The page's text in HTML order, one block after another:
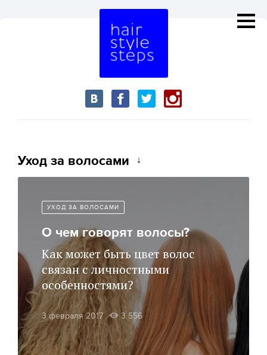
Уход за волосами
УХОД ЗА ВОЛОСАМИ
О чем говорят волосы?
Как может быть цвет волос
связан с личностными
особенностями?
3 февраля 2017 3 556